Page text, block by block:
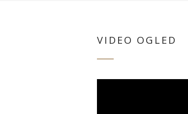
VIDEO OGLED